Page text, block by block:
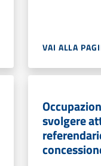
VAI ALLA
svolgere